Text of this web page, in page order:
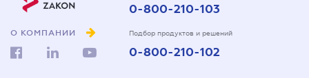
О КОМПАНИИ
0-800-210-103
Подбор продуктов и решений
0-800-210-102